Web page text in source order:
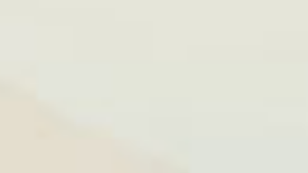
khoai
ăn chay
phì cho
chứa đến
calo
bổ sung